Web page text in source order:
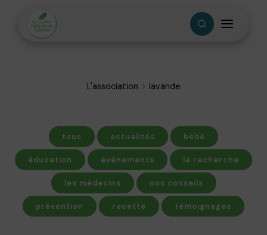
L'association lavande
tous actualités bébé
éducation événements la recherche
les médecins nos conseils
prévention recette témoignages